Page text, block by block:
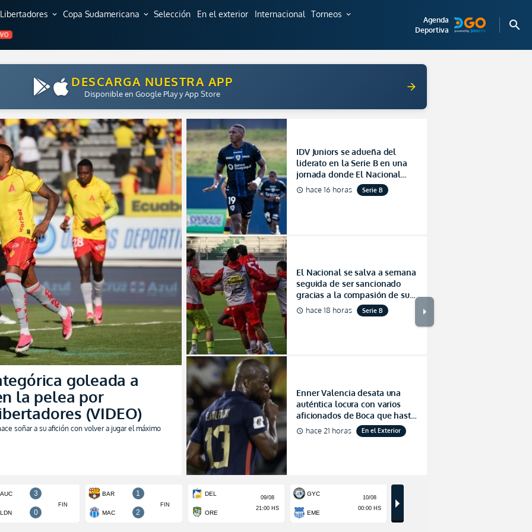
expand_more Copa Sudamericana expand_more Selección En el exterior Internacional Torneos expand_more
Agenda
Deportiva
search
DESCARGA NUESTRA APP
Disponible en Google Play y App Store
arrow_forward
goleada a
la pelea por
(VIDEO)
soñar a su afición con volver a jugar el máximo
IDV Juniors se adueña del
liderato en la Serie B en una
jornada donde El Nacional
logra un triunfo salvador
schedule hace 16 horas Serie B
El Nacional se salva a semana
seguida de ser sancionado
gracias a la compasión de sus
acreedores (FOTO)
schedule hace 18 horas Serie B
Enner Valencia desata una
auténtica locura con varios
aficionados de Boca que hasta
firmas en el brazo pidieron
schedule hace 21 horas En el Exterior
arrow_right